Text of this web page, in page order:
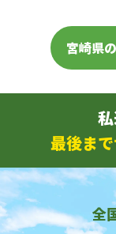
宮崎県
最後ま
全